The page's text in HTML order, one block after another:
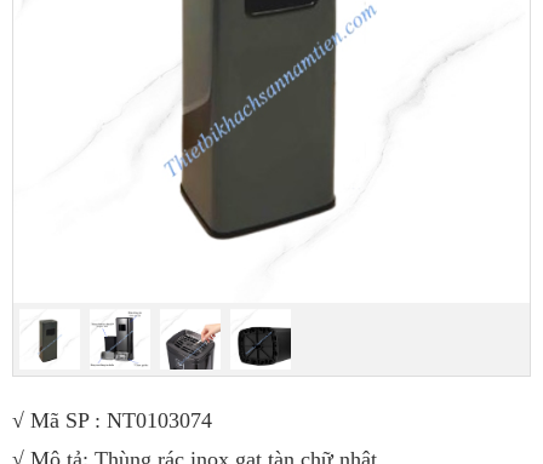
√ Mã SP : NT0103074
√ Mô tả: Thùng rác inox gạt tàn chữ nhật